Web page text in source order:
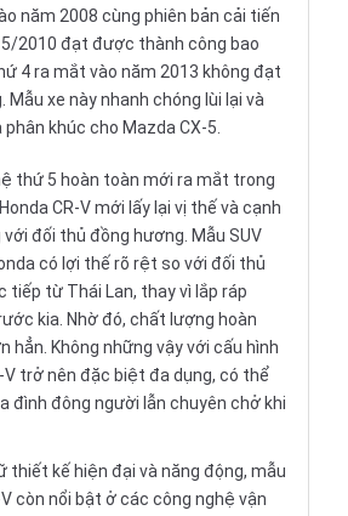
năm 2008 cùng phiên bản cải tiến
2010 đạt được thành công bao
4 ra mắt vào năm 2013 không đạt
Mẫu xe này nhanh chóng lùi lại và
khúc cho Mazda CX-5.
thứ 5 hoàn toàn mới ra mắt trong
CR-V mới lấy lại vị thế và cạnh
đối thủ đồng hương. Mẫu SUV
có lợi thế rõ rệt so với đối thủ
tiếp từ Thái Lan, thay vì lắp ráp
kia. Nhờ đó, chất lượng hoàn
hẳn. Không những vậy với cấu hình
V trở nên đặc biệt đa dụng, có thể
đình đông người lẫn chuyên chở khi
thiết kế hiện đại và năng động, mẫu
còn nổi bật ở các công nghệ vận